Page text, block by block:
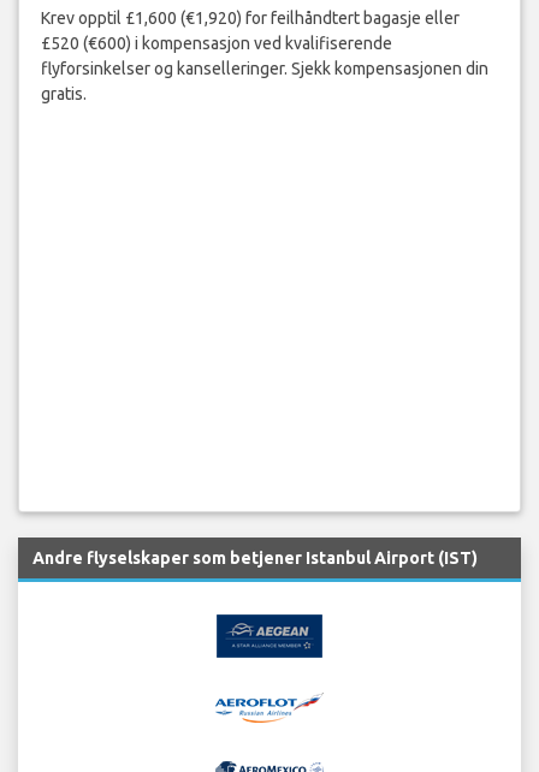
Krev opptil £1,600 (€1,920) for feilhåndtert bagasje eller
£520 (€600) i kompensasjon ved kvalifiserende
flyforsinkelser og kanselleringer. Sjekk kompensasjonen din
gratis.
Andre flyselskaper som betjener Istanbul Airport (IST)